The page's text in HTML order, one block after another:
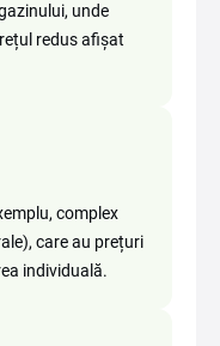
unde
redus afișat
complex
care au prețuri
individuală.